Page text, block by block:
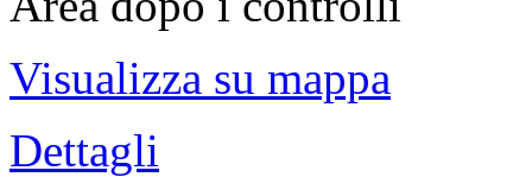
Visualizza su mappa
Dettagli